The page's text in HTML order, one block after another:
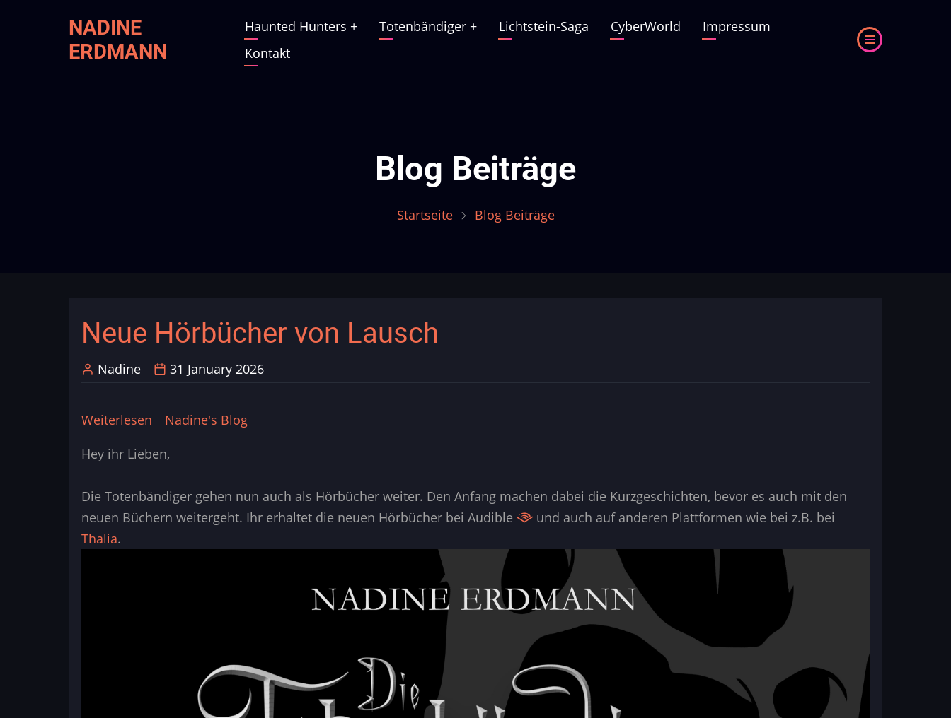
NADINE
ERDMANN
Main
Haunted Hunters + Totenbändiger + Lichtstein-Saga CyberWorld
Impressum
Kontakt
Blog Beiträge
Startseite Blog Beiträge
Neue Hörbücher von Lausch
Nadine 31 January 2026
Weiterlesen über
Hörbücher
Lausch
Nadine's Blog
Hey ihr Lieben,
Die Totenbändiger gehen nun auch als Hörbücher weiter. Den Anfang machen dabei die Kurzgeschichten, bevor es auch mit den
neuen Büchern weitergeht. Ihr erhaltet die neuen Hörbücher bei Audible
und auch auf anderen Plattformen wie bei z.B. bei
Thalia.